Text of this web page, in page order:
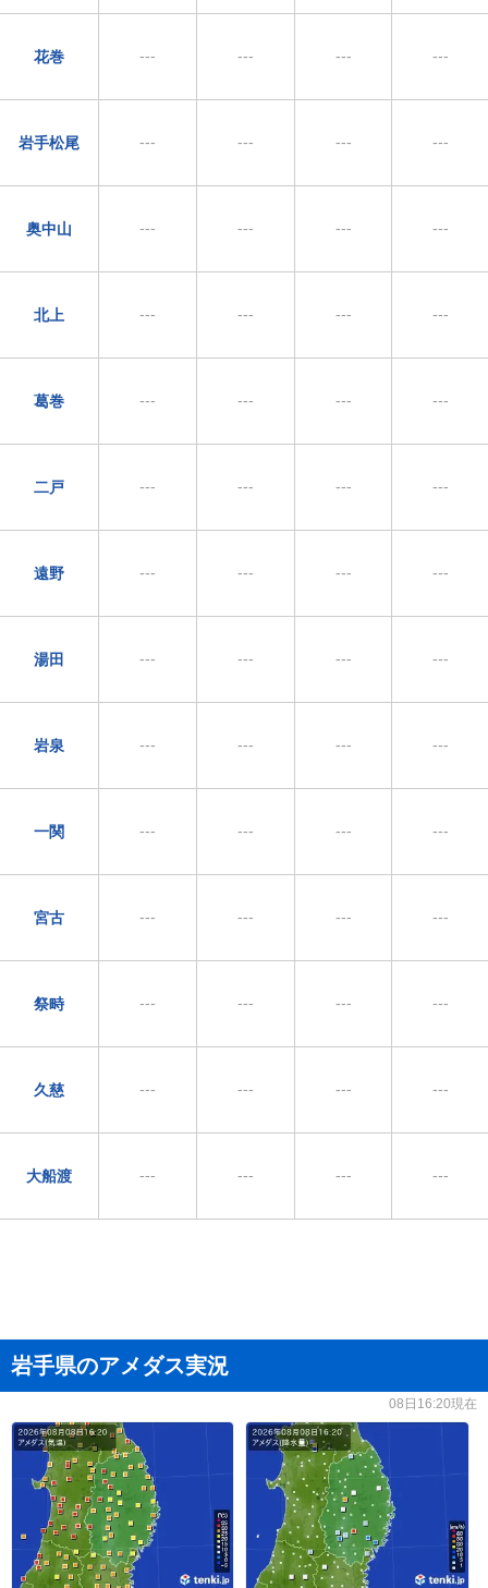
花巻 --- --- --- ---
岩手松尾 --- --- --- ---
奥中山 --- --- --- ---
北上 --- --- --- ---
葛巻 --- --- --- ---
二戸 --- --- --- ---
遠野 --- --- --- ---
湯田 --- --- --- ---
岩泉 --- --- --- ---
一関 --- --- --- ---
宮古 --- --- --- ---
祭畤 --- --- --- ---
久慈 --- --- --- ---
大船渡 --- --- --- ---
岩手県のアメダス実況
08日16:20現在